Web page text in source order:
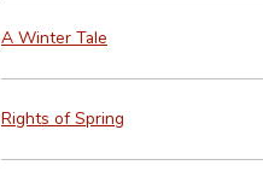
A Winter Tale
Rights of Spring